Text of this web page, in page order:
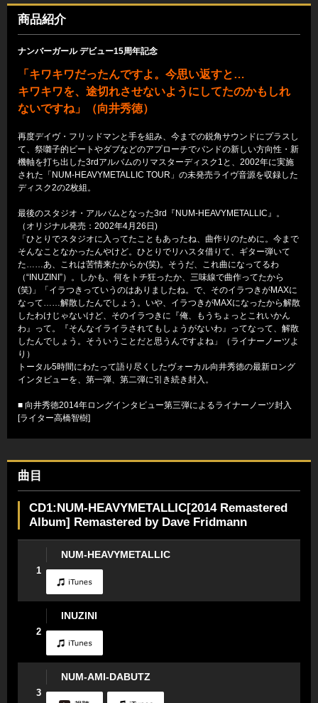
商品紹介
ナンバーガール デビュー15周年記念
「キワキワだったんですよ。今思い返すと…
キワキワを、途切れさせないようにしてたのかもしれ
ないですね」（向井秀徳）
再度デイヴ・フリッドマンと手を組み、今までの鋭角サウンドにプラスし
て、祭囃子的ビートやダブなどのアプローチでバンドの新しい方向性・新
機軸を打ち出した3rdアルバムのリマスターディスク1と、2002年に実施
された「NUM-HEAVYMETALLIC TOUR」の未発売ライヴ音源を収録した
ディスク2の2枚組。
最後のスタジオ・アルバムとなった3rd『NUM-HEAVYMETALLIC』。
（オリジナル発売：2002年4月26日)
「ひとりでスタジオに入ってたこともあったね、曲作りのために。今まで
そんなことなかったんやけど。ひとりでリハスタ借りて、ギター弾いて
た……あ、これは苦情来たからか(笑)。そうだ、これ曲になってるわ
（“INUZINI”）。しかも、何をトチ狂ったか、三味線で曲作ってたから
(笑)」「イラつきっていうのはありましたね。で、そのイラつきがMAXに
なって……解散したんでしょう。いや、イラつきがMAXになったから解散
したわけじゃないけど、そのイラつきに『俺、もうちょっとこれいかん
わ』って。『そんなイライラされてもしょうがないわ』ってなって、解散
したんでしょう。そういうことだと思うんですよね」（ライナーノーツよ
り）
トータル5時間にわたって語り尽くしたヴォーカル向井秀徳の最新ロング
インタビューを、第一弾、第二弾に引き続き封入。
■ 向井秀徳2014年ロングインタビュー第三弾によるライナーノーツ封入
[ライター高橋智樹]
曲目
CD1:NUM-HEAVYMETALLIC[2014 Remastered
Album] Remastered by Dave Fridmann
1
NUM-HEAVYMETALLIC
2
INUZINI
3
NUM-AMI-DABUTZ